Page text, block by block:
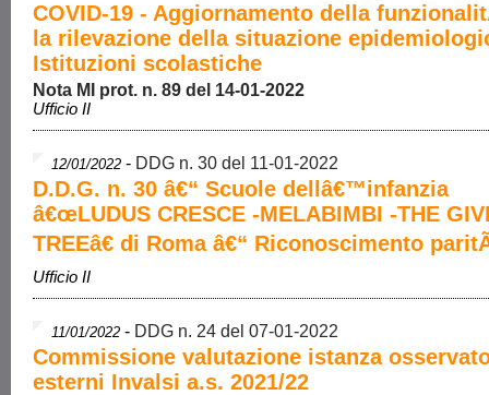
COVID-19 - Aggiornamento della
la rilevazione della situazione
Istituzioni scolastiche
Nota MI prot. n. 89 del 14-01-2022
Ufficio II
12/01/2022 - DDG n. 30 del 11-01-2022
D.D.G. n. 30 â€“ Scuole dellâ€™infanzia
â€œLUDUS CRESCE -MELABIMBI -THE
TREEâ€ di Roma â€“ Riconoscimento
Ufficio II
11/01/2022 - DDG n. 24 del 07-01-2022
Commissione valutazione istanza
esterni Invalsi a.s. 2021/22